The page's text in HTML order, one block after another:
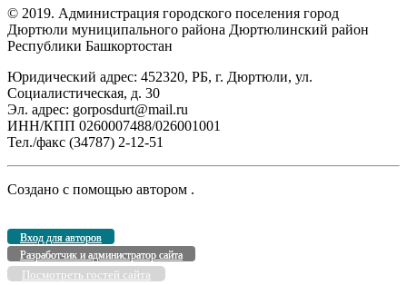
© 2019. Администрация городского поселения город
Дюртюли муниципального района Дюртюлинский район
Республики Башкортостан
Юридический адрес: 452320, РБ, г. Дюртюли, ул.
Социалистическая, д. 30
Эл. адрес: gorposdurt@mail.ru
ИНН/КПП 0260007488/026001001
Тел./факс (34787) 2-12-51
Создано с помощью автором .
Вход для авторов
Разработчик и администратор сайта
Посмотреть гостей сайта